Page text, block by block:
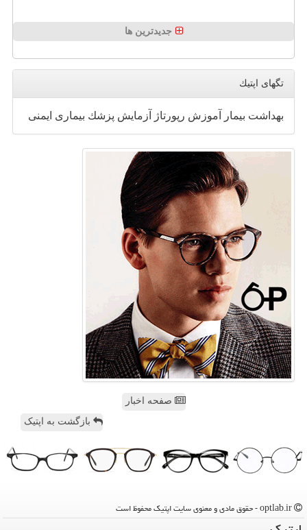
جدیدترین ها
تگهای اپتیك
بهداشت بیمار آموزش رپورتاژ آزمایش پزشك بیماری ایمنی
صفحه اخبار
بازگشت به اپتیک